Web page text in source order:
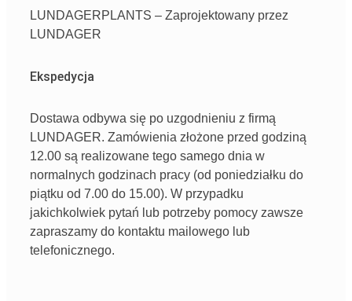
LUNDAGERPLANTS – Zaprojektowany przez
LUNDAGER
Ekspedycja
Dostawa odbywa się po uzgodnieniu z firmą
LUNDAGER. Zamówienia złożone przed godziną
12.00 są realizowane tego samego dnia w
normalnych godzinach pracy (od poniedziałku do
piątku od 7.00 do 15.00). W przypadku
jakichkolwiek pytań lub potrzeby pomocy zawsze
zapraszamy do kontaktu mailowego lub
telefonicznego.